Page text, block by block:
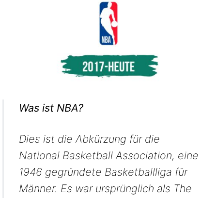
Was ist NBA?
Dies ist die Abkürzung für die
National Basketball Association, eine
1946 gegründete Basketballliga für
Männer. Es war ursprünglich als The